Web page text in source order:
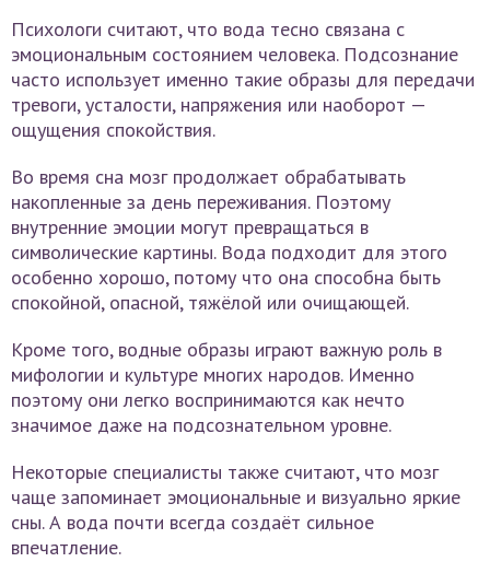
Психологи считают, что вода тесно связана с
эмоциональным состоянием человека. Подсознание
часто использует именно такие образы для передачи
тревоги, усталости, напряжения или наоборот —
ощущения спокойствия.
Во время сна мозг продолжает обрабатывать
накопленные за день переживания. Поэтому
внутренние эмоции могут превращаться в
символические картины. Вода подходит для этого
особенно хорошо, потому что она способна быть
спокойной, опасной, тяжёлой или очищающей.
Кроме того, водные образы играют важную роль в
мифологии и культуре многих народов. Именно
поэтому они легко воспринимаются как нечто
значимое даже на подсознательном уровне.
Некоторые специалисты также считают, что мозг
чаще запоминает эмоциональные и визуально яркие
сны. А вода почти всегда создаёт сильное
впечатление.